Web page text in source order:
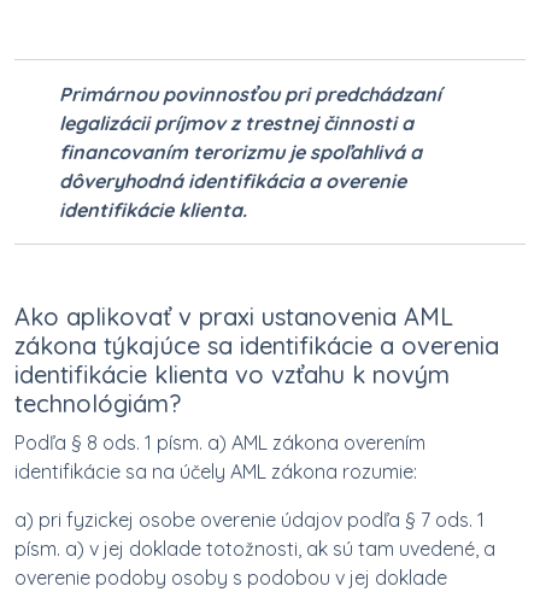
Primárnou povinnosťou pri predchádzaní
legalizácii príjmov z trestnej činnosti a
financovaním terorizmu je spoľahlivá a
dôveryhodná identifikácia a overenie
identifikácie klienta.
Ako aplikovať v praxi ustanovenia AML
zákona týkajúce sa identifikácie a overenia
identifikácie klienta vo vzťahu k novým
technológiám?
Podľa § 8 ods. 1 písm. a) AML zákona overením
identifikácie sa na účely AML zákona rozumie:
a) pri fyzickej osobe overenie údajov podľa § 7 ods. 1
písm. a) v jej doklade totožnosti, ak sú tam uvedené, a
overenie podoby osoby s podobou v jej doklade